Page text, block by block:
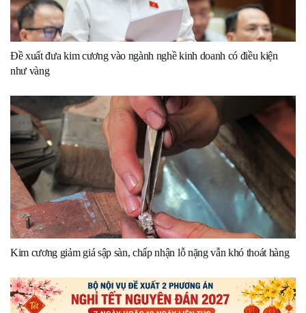
Đề xuất đưa kim cương vào ngành nghề kinh doanh có điều kiện
như vàng
Kim cương giảm giá sập sàn, chấp nhận lỗ nặng vẫn khó thoát hàng